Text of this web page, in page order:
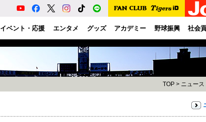
イベント・応援 エンタメ グッズ アカデミー 野球振興 社会
TOP > ニュース